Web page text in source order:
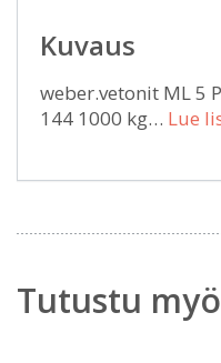
Kuvaus
weber.vetonit ML 5
144 1000 kg… Lue
Tutustu